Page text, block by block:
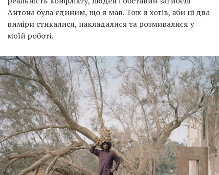
Антона була єдиним, що я мав. Тож я хотів, аби ці два
виміри стикалися, накладалися та розмивалися у
моїй роботі.